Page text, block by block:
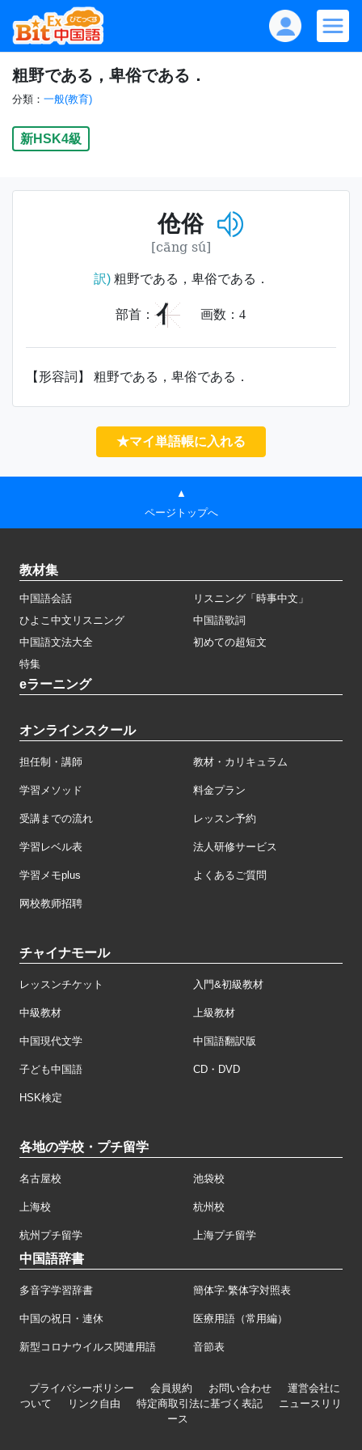
粗野である，卑俗である．
分類： 一般(教育)
新HSK4級
伧俗
[cāng sú]
訳)粗野である，卑俗である．
部首： 亻 画数： 4
【形容詞】 粗野である，卑俗である．
★マイ単語帳に入れる
▲
ページトップへ
教材集
中国語会話
リスニング「時事中文」
ひよこ中文リスニング
中国語歌詞
中国語文法大全
初めての超短文
特集
eラーニング
オンラインスクール
担任制・講師 教材・カリキュラム
学習メソッド 料金プラン
受講までの流れ レッスン予約
学習レベル表 法人研修サービス
学習メモplus よくあるご質問
网校教师招聘
チャイナモール
レッスンチケット 入門&初級教材
中級教材 上級教材
中国現代文学 中国語翻訳版
子ども中国語 CD・DVD
HSK検定
各地の学校・プチ留学
名古屋校 池袋校
上海校 杭州校
杭州プチ留学 上海プチ留学
中国語辞書
多音字学習辞書 簡体字·繁体字対照表
中国の祝日・連休 医療用語（常用編）
新型コロナウイルス関連用語 音節表
プライバシーポリシー 会員規約 お問い合わせ
運営会社に
ついて
リンク自由 特定商取引法に基づく表記
ニュースリリ
ース